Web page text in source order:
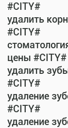
#CITY#
удалить
#CITY#
цены #CITY#
удалить
#CITY#
удаление
#CITY#
удаление